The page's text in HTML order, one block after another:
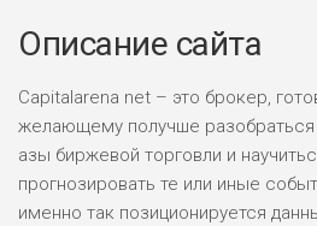
Описание сайта
Capitalarena net – это брокер,
желающему получше разобраться
азы биржевой торговли и
прогнозировать те или иные
именно так позиционируется